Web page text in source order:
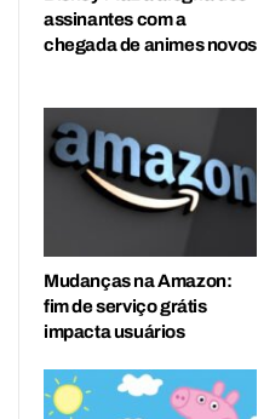
assinantes com a
chegada de animes novos
Mudanças na Amazon:
fim de serviço grátis
impacta usuários